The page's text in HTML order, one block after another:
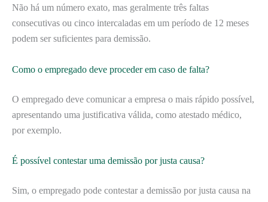
Não há um número exato, mas geralmente três faltas
consecutivas ou cinco intercaladas em um período de 12 meses
podem ser suficientes para demissão.
Como o empregado deve proceder em caso de falta?
O empregado deve comunicar a empresa o mais rápido possível,
apresentando uma justificativa válida, como atestado médico,
por exemplo.
É possível contestar uma demissão por justa causa?
Sim, o empregado pode contestar a demissão por justa causa na